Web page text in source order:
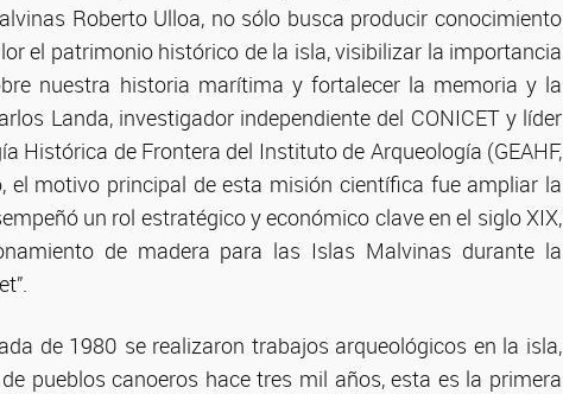
Roberto Ulloa, no sólo busca producir conocimiento
el patrimonio histórico de la isla, visibilizar la importancia
nuestra historia marítima y fortalecer la memoria y la
Landa, investigador independiente del CONICET y líder
Histórica de Frontera del Instituto de Arqueología (GEAHF,
el motivo principal de esta misión científica fue ampliar la
un rol estratégico y económico clave en el siglo XIX,
de madera para las Islas Malvinas durante la
de 1980 se realizaron trabajos arqueológicos en la isla,
pueblos canoeros hace tres mil años, esta es la primera